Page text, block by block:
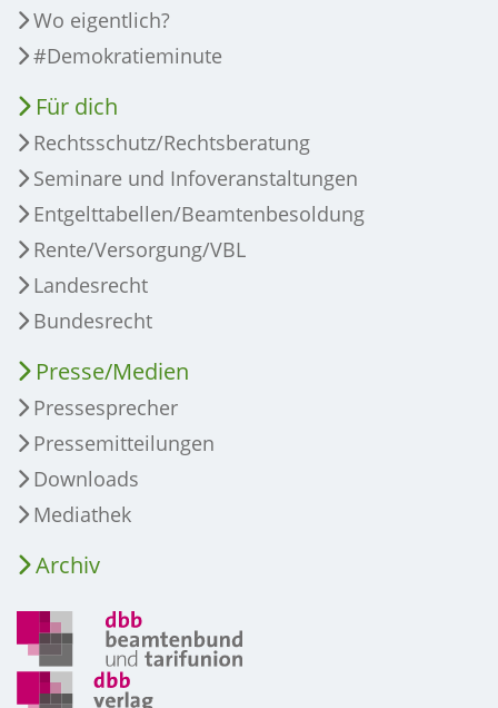
Wo eigentlich?
#Demokratieminute
Für dich
Rechtsschutz/Rechtsberatung
Seminare und Infoveranstaltungen
Entgelttabellen/Beamtenbesoldung
Rente/Versorgung/VBL
Landesrecht
Bundesrecht
Presse/Medien
Pressesprecher
Pressemitteilungen
Downloads
Mediathek
Archiv